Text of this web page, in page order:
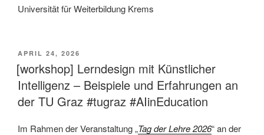
Universität für Weiterbildung Krems
VERÖFFENTLICHT
AM
APRIL 24, 2026
[workshop] Lerndesign mit Künstlicher
Intelligenz – Beispiele und Erfahrungen an
der TU Graz #tugraz #AIinEducation
Im Rahmen der Veranstaltung „Tag der Lehre 2026“ an der